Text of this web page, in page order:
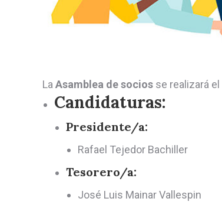
La Asamblea de socios se realizará el
Candidaturas:
Presidente/a:
Rafael Tejedor Bachiller
Tesorero/a:
José Luis Mainar Vallespin